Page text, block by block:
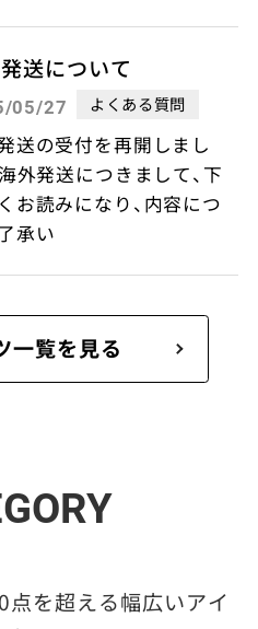
送について
05/27 よくある質問
送の受付を再開しまし
外発送につきまして、下
お読みになり、内容につ
承い
一覧を見る
点を超える幅広いアイ